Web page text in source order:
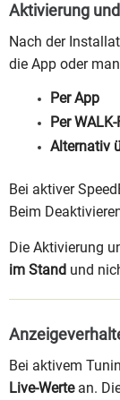
Aktivierung
Nach der
die App oder
Per App
Per
Alternativ
Bei aktiver
Beim
Die Aktivierung
im Stand und
Bei aktivem
Live-Wertean.